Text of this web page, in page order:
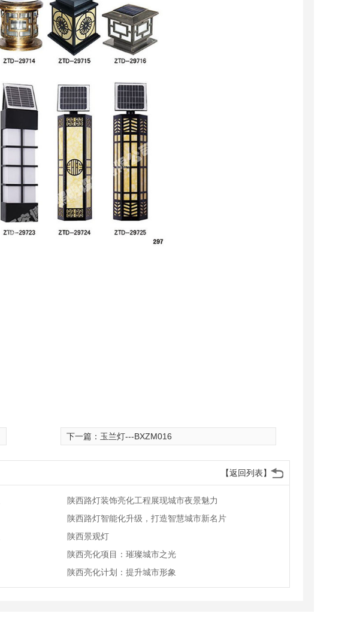
下一篇： 玉兰灯---BXZM016
【返回列表】
陕西路灯装饰亮化工程展现城市夜景魅力
陕西路灯智能化升级，打造智慧城市新名片
陕西景观灯
陕西亮化项目：璀璨城市之光
陕西亮化计划：提升城市形象